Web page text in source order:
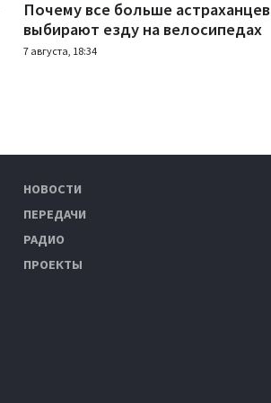
Почему все больше астраханцев
выбирают езду на велосипедах
7 августа, 18:34
НОВОСТИ
ПЕРЕДАЧИ
РАДИО
ПРОЕКТЫ